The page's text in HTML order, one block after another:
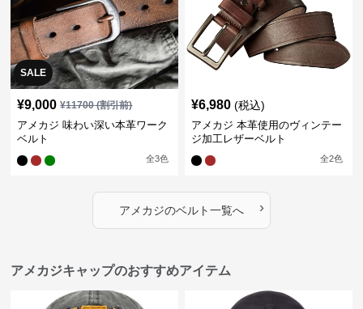
SALE
¥9,000 ¥11700(割引前)
アメカジ 味わい深い本革ワーク
ベルト
全3色
¥6,980 (税込)
アメカジ 本革使用のヴィンテー
ジ加工レザーベルト
全2色
アメカジのベルト一覧へ ›
アメカジキャップのおすすめアイテム